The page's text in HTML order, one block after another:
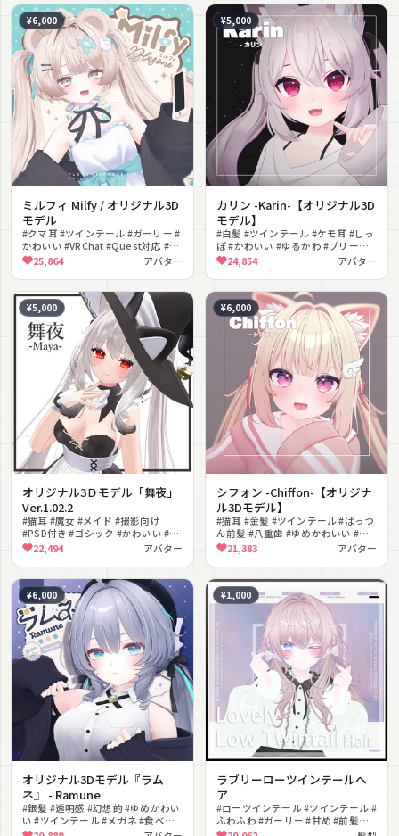
¥6,000
ミルフィ Milfy / オリジナル3D
モデル
#クマ耳 #ツインテール #ガーリー #
かわいい #VRChat #Quest対応 #ス
マホギミック #シェイプキー #VRM
対応 #ゆめかわいい
25,864 アバター
¥5,000
カリン -Karin-【オリジナル3D
モデル】
#白髪 #ツインテール #ケモ耳 #しっ
ぽ #かわいい #ゆるかわ #プリーツ
スカート #スニーカー #色変え
#PSD付き
24,854 アバター
¥5,000
オリジナル3Ｄモデル「舞夜」
Ver.1.02.2
#猫耳 #魔女 #メイド #撮影向け
#PSD付き #ゴシック #かわいい #ハ
ロウィン
22,494 アバター
¥6,000
シフォン -Chiffon-【オリジナ
ル3Dモデル】
#猫耳 #金髪 #ツインテール #ぱっつ
ん前髪 #八重歯 #ゆめかわいい #ガ
ーリー #もふもふ #パーカー
#VRChat
21,383 アバター
¥6,000
オリジナル3Dモデル『ラム
ネ』 - Ramune
#銀髪 #透明感 #幻想的 #ゆめかわい
い #ツインテール #メガネ #食べる
ギミック #リップシンク #MA対応
¥1,000
ラブリーローツインテールヘ
ア
#ローツインテール #ツインテール #
ふわふわ #ガーリー #甘め #前髪
#lilToon対応 #ヘア